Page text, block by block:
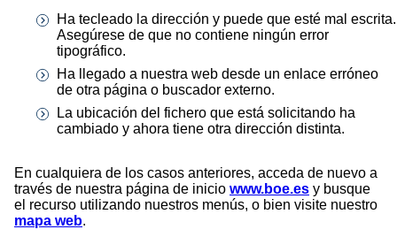
Ha tecleado la dirección y puede que esté mal escrita.
Asegúrese de que no contiene ningún error
tipográfico.
Ha llegado a nuestra web desde un enlace erróneo
de otra página o buscador externo.
La ubicación del fichero que está solicitando ha
cambiado y ahora tiene otra dirección distinta.
En cualquiera de los casos anteriores, acceda de nuevo a
través de nuestra página de inicio www.boe.es y busque
el recurso utilizando nuestros menús, o bien visite nuestro
mapa web.